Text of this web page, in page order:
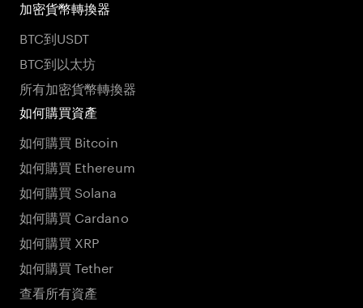
加密貨幣轉換器
BTC到USDT
BTC到以太坊
所有加密貨幣轉換器
如何購買資產
如何購買 Bitcoin
如何購買 Ethereum
如何購買 Solana
如何購買 Cardano
如何購買 XRP
如何購買 Tether
查看所有資產